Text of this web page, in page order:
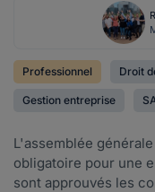
Professionnel Droit
Gestion entreprise
L'assemblée
obligatoire pour une
sont approuvés les